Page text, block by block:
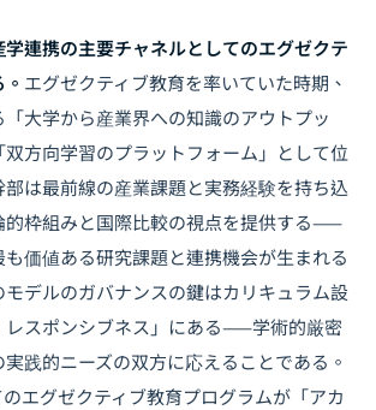
連携の主要チャネルとしてのエグゼクテ
エグゼクティブ教育を率いていた時期、
大学から産業界への知識のアウトプッ
双方向学習のプラットフォーム」として位
は最前線の産業課題と実務経験を持ち込
的枠組みと国際比較の視点を提供する——
価値ある研究課題と連携機会が生まれる
モデルのガバナンスの鍵はカリキュラム設
レスポンシブネス」にある——学術的厳密
践的ニーズの双方に応えることである。
エグゼクティブ教育プログラムが「アカ